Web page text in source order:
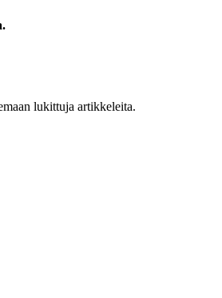
lukittuja artikkeleita.